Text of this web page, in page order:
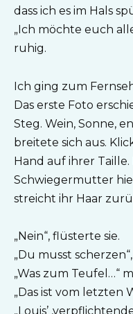
dass ich es im Hals
„Ich möchte euch
ruhig.
Ich ging zum
Das erste Foto
Steg. Wein, Sonne,
breitete sich aus.
Hand auf ihrer Taille.
Schwiegermutter
streicht ihr Haar
„Nein“, flüsterte sie.
„Du musst
„Was zum Teufel…“
„Das ist vom letzten
„Louis’